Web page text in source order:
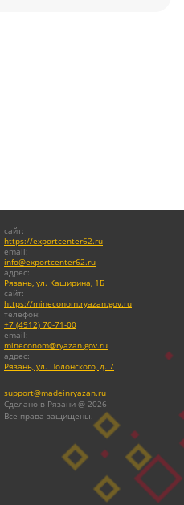
сайт:
https://exportcenter62.ru
email:
info@exportcenter62.ru
адрес:
Рязань, ул. Каширина, 1Б
сайт:
https://mineconom.ryazan.gov.ru
телефон:
+7 (4912) 70-71-00
email:
mineconom@ryazan.gov.ru
адрес:
Рязань, ул. Полонского, д. 7
support@madeinryazan.ru
Сделано в Рязани @ 2026
Все права защищены.